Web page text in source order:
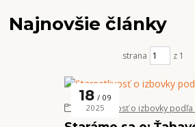
Najnovšie články
strana z 1
18
09
2025
Starostlivosť o izbovky